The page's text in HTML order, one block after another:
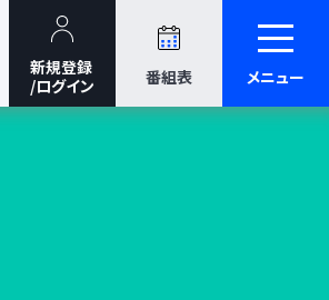
番組表 メニュー